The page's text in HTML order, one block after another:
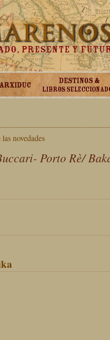
novedades
Porto Rè/